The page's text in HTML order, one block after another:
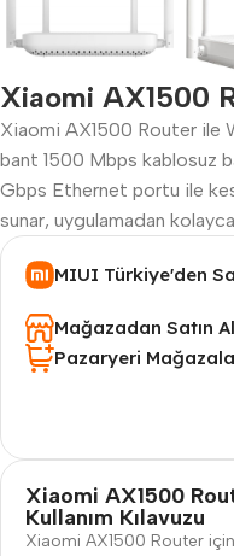
Xiaomi AX1500
Xiaomi AX1500 Router ile
bant 1500 Mbps kablosuz
Gbps Ethernet portu ile
sunar, uygulamadan
MIUI Türkiye'den
Mağazadan Satın Al
Pazaryeri
Xiaomi AX1500
Kullanım Kılavuzu
Xiaomi AX1500 Router için